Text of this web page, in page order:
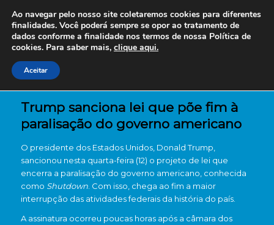
Trump sanciona lei que põe fim à
paralisação do governo americano
O presidente dos Estados Unidos, Donald Trump,
sancionou nesta quarta-feira (12) o projeto de lei que
encerra a paralisação do governo americano, conhecida
como Shutdown. Com isso, chega ao fim a maior
interrupção das atividades federais da história do país.
A assinatura ocorreu poucas horas após a câmara dos
Ao navegar pelo nosso site coletaremos cookies para diferentes
finalidades. Você poderá sempre se opor ao tratamento de
dados conforme a finalidade nos termos de nossa Política de
cookies. Para saber mais, clique aqui.
Aceitar